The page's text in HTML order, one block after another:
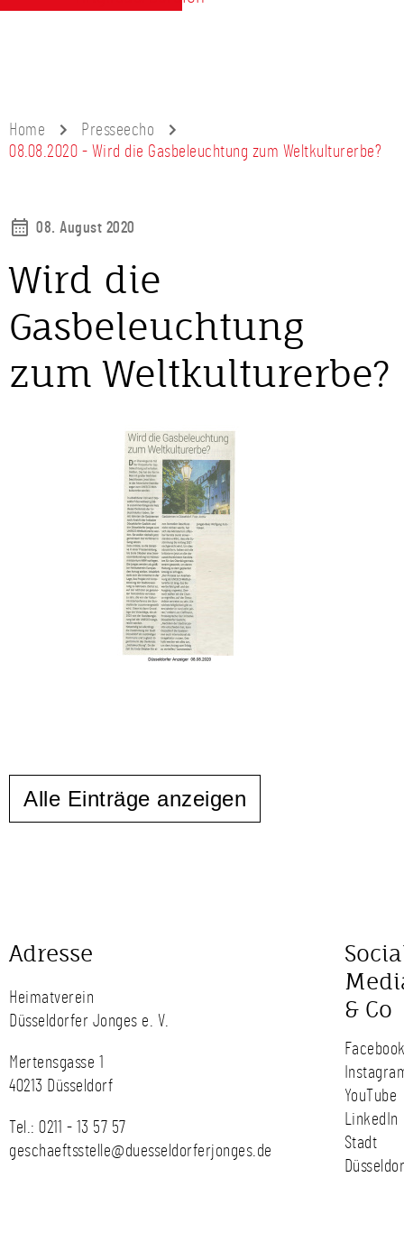
Home
Presseecho
08.08.2020 - Wird die Gasbeleuchtung zum Weltkulturerbe?
08. August 2020
Wird die
Gasbeleuchtung
zum Weltkulturerbe?
Alle Einträge anzeigen
Adresse
Heimatverein
Düsseldorfer Jonges e. V.
Mertensgasse 1
40213 Düsseldorf
Tel.: 0211 - 13 57 57
geschaeftsstelle@duesseldorferjonges.de
& Co
YouTube
LinkedIn
Stadt